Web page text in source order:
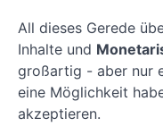
Lektion 1:
Planen und
Organisieren
von Inhalten
auf Ihrer
Mitgliederseite
All dieses Gerede
Inhalte und
großartig - aber nur
eine Möglichkeit
akzeptieren.